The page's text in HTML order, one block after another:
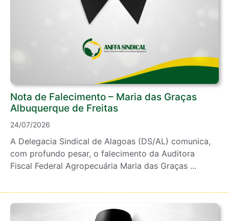
Nota de Falecimento – Maria das Graças
Albuquerque de Freitas
24/07/2026
A Delegacia Sindical de Alagoas (DS/AL) comunica,
com profundo pesar, o falecimento da Auditora
Fiscal Federal Agropecuária Maria das Graças ...